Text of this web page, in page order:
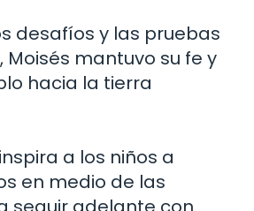
desafíos y las pruebas
Moisés mantuvo su fe y
hacia la tierra
a los niños a
en medio de las